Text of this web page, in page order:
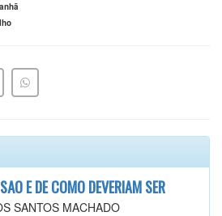
E DE COMO DEVERIAM SER
SANTOS MACHADO